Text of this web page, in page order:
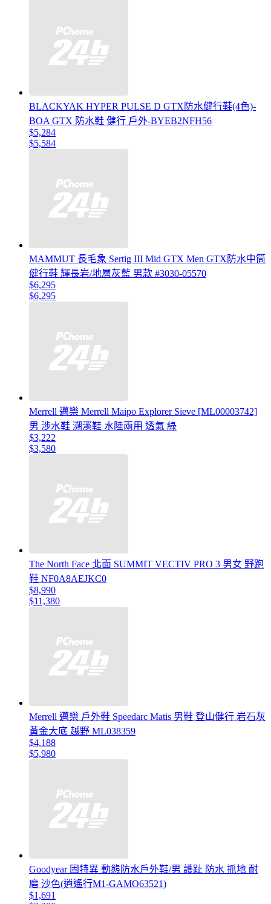
BLACKYAK HYPER PULSE D GTX防水健行鞋(4色)-
BOA GTX 防水鞋 健行 戶外-BYEB2NFH56
$5,284
$5,584
MAMMUT 長毛象 Sertig III Mid GTX Men GTX防水中筒
健行鞋 輝長岩/地層灰藍 男款 #3030-05570
$6,295
$6,295
Merrell 邁樂 Merrell Maipo Explorer Sieve [ML00003742]
男 涉水鞋 溯溪鞋 水陸兩用 透氣 綠
$3,222
$3,580
The North Face 北面 SUMMIT VECTIV PRO 3 男女 野跑
鞋 NF0A8AEJKC0
$8,990
$11,380
Merrell 邁樂 戶外鞋 Speedarc Matis 男鞋 登山健行 岩石灰
黃金大底 越野 ML038359
$4,188
$5,980
Goodyear 固特異 動態防水戶外鞋/男 護趾 防水 抓地 耐
磨 沙色(逍遙行M1-GAMO63521)
$1,691